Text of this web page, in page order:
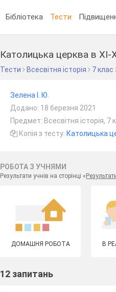
Бібліотека Тести
Католицька церква в ХІ-
Тести Всесвітня історія 7 клас
Зелена І. Ю.
Додано: 18 березня 2021
Предмет: Всесвітня історія, 7
Копія з тесту: Католицька
РОБОТА З УЧНЯМИ
Результати учнів на сторінці «
ДОМАШНЯ РОБОТА В
12 запитань